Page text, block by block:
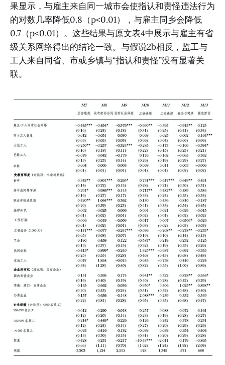
果显示，与雇主来自同一城市会使指认和责怪违法行为
的对数几率降低0.8（p<0.01），与雇主同乡会降低
0.7（p<0.01）。这些结果与原文表4中展示与雇主有省
级关系网络得出的结论一致。与假说2b相反，监工与
工人来自同省、市或乡镇与“指认和责怪”没有显著关
联。